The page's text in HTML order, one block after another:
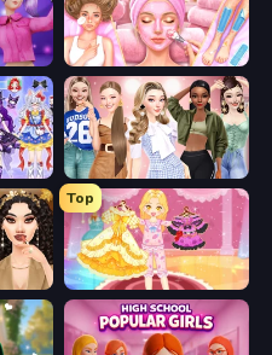
BFF Makeover - Spa & Dress Up
Idol Livestream: Fashion Game Fashion Week 2025
Top
Royal Glow Princess Makeover